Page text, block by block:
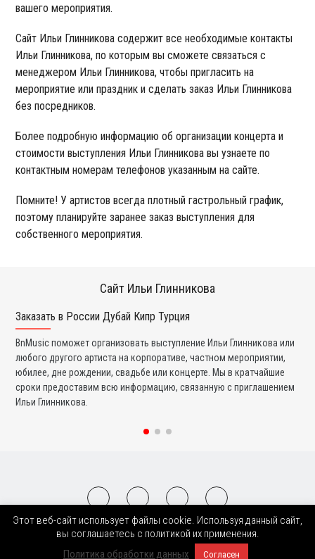
вашего мероприятия.
Сайт Ильи Глинникова содержит все необходимые контакты
Ильи Глинникова, по которым вы сможете связаться с
менеджером Ильи Глинникова, чтобы пригласить на
мероприятие или праздник и сделать заказ Ильи Глинникова
без посредников.
Более подробную информацию об организации концерта и
стоимости выступления Ильи Глинникова вы узнаете по
контактным номерам телефонов указанным на сайте.
Помните! У артистов всегда плотный гастрольный график,
поэтому планируйте заранее заказ выступления для
собственного мероприятия.
Сайт Ильи Глинникова
Заказать в России Дубай Кипр Турция
BnMusic поможет организовать выступление Ильи Глинникова или
любого другого артиста на корпоративе, частном мероприятии,
юбилее, дне рождении, свадьбе или концерте. Мы в кратчайшие
сроки предоставим всю информацию, связанную с приглашением
Ильи Глинникова.
2008-2026 © BnMusic All Right Reserved
Этот веб-сайт использует файлы cookie. Используя данный сайт,
вы соглашаетесь с политикой их применения.
Политика обработки данных
Согласен